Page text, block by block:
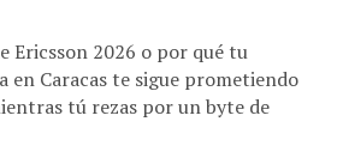
Ericsson 2026 o por qué tu
en Caracas te sigue prometiendo
tú rezas por un byte de